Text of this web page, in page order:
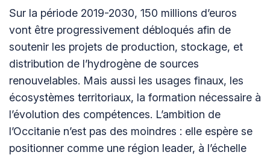
Sur la période 2019-2030, 150 millions d’euros
vont être progressivement débloqués afin de
soutenir les projets de production, stockage, et
distribution de l’hydrogène de sources
renouvelables. Mais aussi les usages finaux, les
écosystèmes territoriaux, la formation nécessaire à
l’évolution des compétences. L’ambition de
l’Occitanie n’est pas des moindres : elle espère se
positionner comme une région leader, à l’échelle